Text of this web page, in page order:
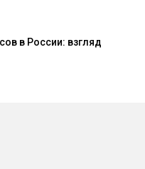
в России: взгляд